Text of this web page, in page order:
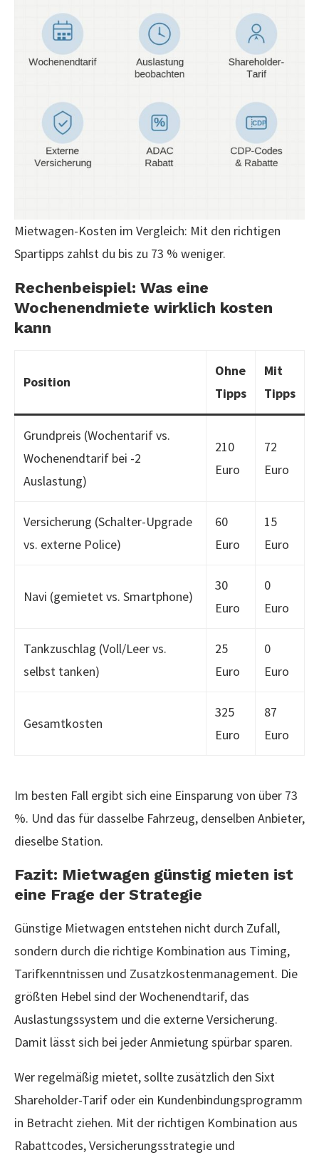
Mietwagen-Kosten im Vergleich: Mit den richtigen
Spartipps zahlst du bis zu 73 % weniger.
Rechenbeispiel: Was eine
Wochenendmiete wirklich kosten
kann
Position
Ohne
Tipps
Mit
Tipps
Grundpreis (Wochentarif vs.
Wochenendtarif bei -2
Auslastung)
210
Euro
72
Euro
Versicherung (Schalter-Upgrade
vs. externe Police)
60
Euro
15
Euro
Navi (gemietet vs. Smartphone)
30
Euro
0
Euro
Tankzuschlag (Voll/Leer vs.
selbst tanken)
25
Euro
0
Euro
Gesamtkosten
325
Euro
87
Euro
Im besten Fall ergibt sich eine Einsparung von über 73
%. Und das für dasselbe Fahrzeug, denselben Anbieter,
dieselbe Station.
Fazit: Mietwagen günstig mieten ist
eine Frage der Strategie
Günstige Mietwagen entstehen nicht durch Zufall,
sondern durch die richtige Kombination aus Timing,
Tarifkenntnissen und Zusatzkostenmanagement. Die
größten Hebel sind der Wochenendtarif, das
Auslastungssystem und die externe Versicherung.
Damit lässt sich bei jeder Anmietung spürbar sparen.
Wer regelmäßig mietet, sollte zusätzlich den Sixt
Shareholder-Tarif oder ein Kundenbindungsprogramm
in Betracht ziehen. Mit der richtigen Kombination aus
Rabattcodes, Versicherungsstrategie und